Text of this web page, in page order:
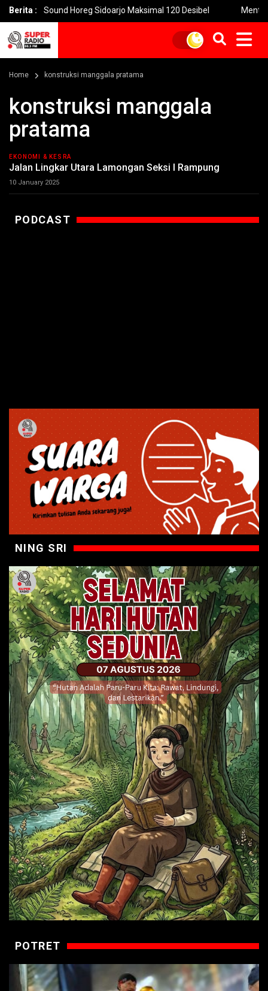
Berita :
Sound Horeg Sidoarjo Maksimal 120 Desibel Menteri
Home konstruksi manggala pratama
konstruksi manggala
pratama
EKONOMI & KESRA
Jalan Lingkar Utara Lamongan Seksi I Rampung
10 January 2025
PODCAST
NING SRI
POTRET